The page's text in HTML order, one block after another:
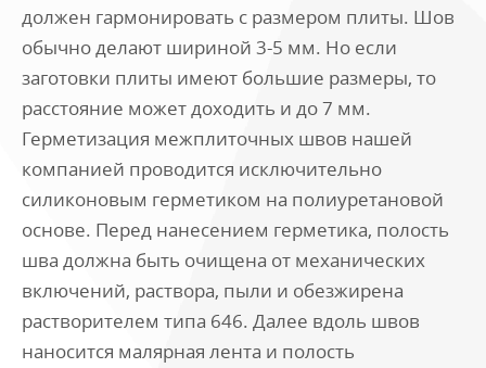
должен гармонировать с размером плиты. Шов
обычно делают шириной 3-5 мм. Но если
заготовки плиты имеют большие размеры, то
расстояние может доходить и до 7 мм.
Герметизация межплиточных швов нашей
компанией проводится исключительно
силиконовым герметиком на полиуретановой
основе. Перед нанесением герметика, полость
шва должна быть очищена от механических
включений, раствора, пыли и обезжирена
растворителем типа 646. Далее вдоль швов
наносится малярная лента и полость